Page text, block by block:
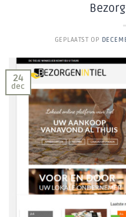
GEPLAATST OP
24
dec